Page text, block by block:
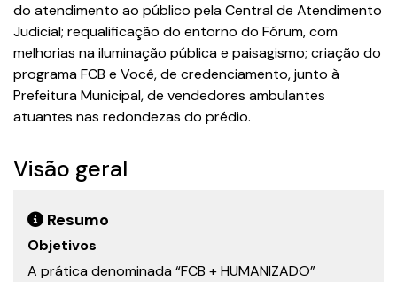
do atendimento ao público pela Central de Atendimento
Judicial; requalificação do entorno do Fórum, com
melhorias na iluminação pública e paisagismo; criação do
programa FCB e Você, de credenciamento, junto à
Prefeitura Municipal, de vendedores ambulantes
atuantes nas redondezas do prédio.
Visão geral
Resumo
Objetivos
A prática denominada “FCB + HUMANIZADO”